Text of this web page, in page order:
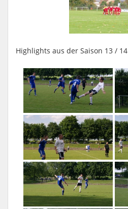
Highlights aus der Saison 13 / 14